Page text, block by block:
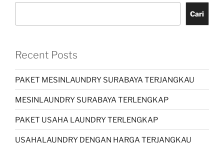
Cari
Recent Posts
PAKET MESINLAUNDRY SURABAYA TERJANGKAU
MESINLAUNDRY SURABAYA TERLENGKAP
PAKET USAHA LAUNDRY TERLENGKAP
USAHALAUNDRY DENGAN HARGA TERJANGKAU